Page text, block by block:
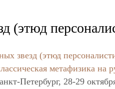
(этюд
звезд (этюд
метафизика на
Петербург, 28-29